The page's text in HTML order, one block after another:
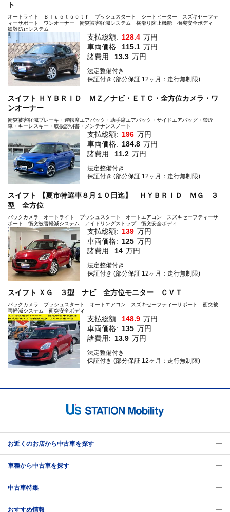
ト
オートライト Ｂｌｕｅｔｏｏｔｈ プッシュスタート シートヒーター スズキセーフテ
ィーサポート ワンオーナー 衝突被害軽減システム 横滑り防止機能 衝突安全ボディ
盗難防止システム
支払総額: 128.4 万円
車両価格: 115.1 万円
諸費用: 13.3 万円
法定整備付き
保証付き (部分保証 12ヶ月：走行無制限)
スイフト ＨＹＢＲＩＤ ＭＺ／ナビ・ＥＴＣ・全方位カメラ・ワ
ンオーナー
衝突被害軽減ブレーキ・運転席エアバック・助手席エアバック・サイドエアバッグ・禁煙
車・キーレスキー・取扱説明書・メンテナンスノート
支払総額: 196 万円
車両価格: 184.8 万円
諸費用: 11.2 万円
法定整備付き
保証付き (部分保証 12ヶ月：走行無制限)
スイフト 【夏市特選車８月１０日迄】 ＨＹＢＲＩＤ ＭＧ ３
型 全方位
バックカメラ オートライト プッシュスタート オートエアコン スズキセーフティーサ
ポート 衝突被害軽減システム アイドリングストップ 衝突安全ボディ
支払総額: 139 万円
車両価格: 125 万円
諸費用: 14 万円
法定整備付き
保証付き (部分保証 12ヶ月：走行無制限)
スイフト ＸＧ ３型 ナビ 全方位モニター ＣＶＴ
バックカメラ プッシュスタート オートエアコン スズキセーフティーサポート 衝突被
害軽減システム 衝突安全ボディ
支払総額: 148.9 万円
車両価格: 135 万円
諸費用: 13.9 万円
法定整備付き
保証付き (部分保証 12ヶ月：走行無制限)
お近くのお店から中古車を探す
車種から中古車を探す
中古車特集
おすすめ情報